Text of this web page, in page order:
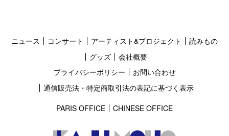
ニュース コンサート アーティスト&プロジェクト
読みもの
グッズ
会社概要
プライバシーポリシー
お問い合わせ
通信販売法・特定商取引法の表記に基づく表示
PARIS OFFICE
CHINESE OFFICE